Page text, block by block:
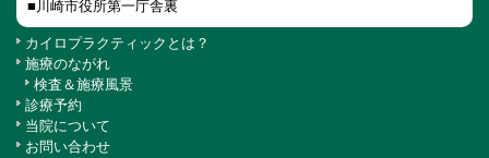
■川崎市役所第一庁舎裏
カイロプラクティックとは？
施療のながれ
検査＆施療風景
診療予約
当院について
お問い合わせ